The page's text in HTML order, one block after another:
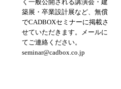
く一般公開される講演会・建
築展・卒業設計展など、無償
でCADBOXセミナーに掲載さ
せていただきます。メールに
てご連絡ください。
seminar@cadbox.co.jp